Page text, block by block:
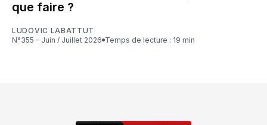
que faire ?
LUDOVIC LABATTUT
N°355 - Juin / Juillet 2026
Temps de lecture : 19 min